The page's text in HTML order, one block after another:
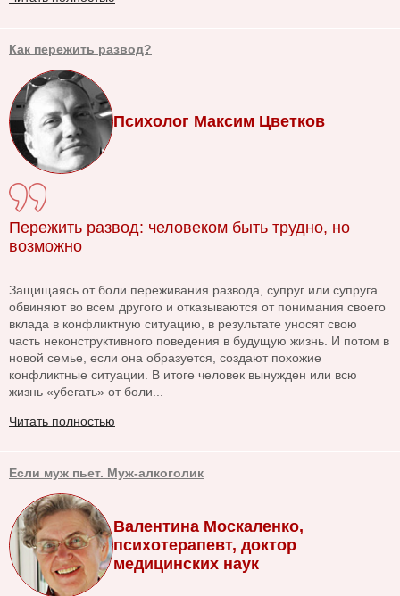
Как пережить развод?
Психолог Максим Цветков
Пережить развод: человеком быть трудно, но
возможно
Защищаясь от боли переживания развода, супруг или супруга
обвиняют во всем другого и отказываются от понимания своего
вклада в конфликтную ситуацию, в результате уносят свою
часть неконструктивного поведения в будущую жизнь. И потом в
новой семье, если она образуется, создают похожие
конфликтные ситуации. В итоге человек вынужден или всю
жизнь «убегать» от боли...
Читать полностью
Если муж пьет. Муж-алкоголик
Валентина Москаленко,
психотерапевт, доктор
медицинских наук